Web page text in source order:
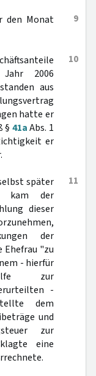
9
den Monat
10
2006
aus
hatte er
§ 41aAbs. 1
er
11
später
kam der
dieser
der
Ehefrau "zu
- hierfür
zur
-
dem
und
zur
eine